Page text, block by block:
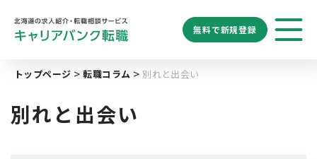
無料で新規登録
トップページ 転職コラム 別れと出会い
別れと出会い